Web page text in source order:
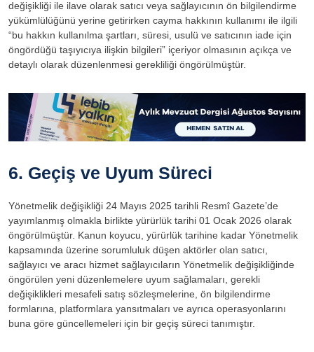
değişikliği ile ilave olarak satıcı veya sağlayıcının ön bilgilendirme
yükümlülüğünü yerine getirirken cayma hakkının kullanımı ile ilgili
“bu hakkın kullanılma şartları, süresi, usulü ve satıcının iade için
öngördüğü taşıyıcıya ilişkin bilgileri” içeriyor olmasının açıkça ve
detaylı olarak düzenlenmesi gerekliliği öngörülmüştür.
6. Geçiş ve Uyum Süreci
Yönetmelik değişikliği 24 Mayıs 2025 tarihli Resmî Gazete’de
yayımlanmış olmakla birlikte yürürlük tarihi 01 Ocak 2026 olarak
öngörülmüştür. Kanun koyucu, yürürlük tarihine kadar Yönetmelik
kapsamında üzerine sorumluluk düşen aktörler olan satıcı,
sağlayıcı ve aracı hizmet sağlayıcıların Yönetmelik değişikliğinde
öngörülen yeni düzenlemelere uyum sağlamaları, gerekli
değişiklikleri mesafeli satış sözleşmelerine, ön bilgilendirme
formlarına, platformlara yansıtmaları ve ayrıca operasyonlarını
buna göre güncellemeleri için bir geçiş süreci tanımıştır.